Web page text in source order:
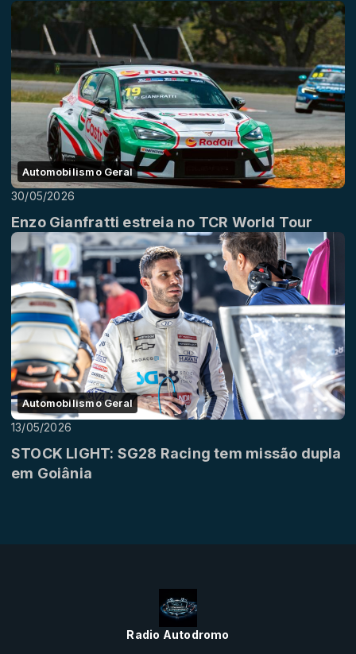
Automobilismo Geral
30/05/2026
Enzo Gianfratti estreia no TCR World Tour
Automobilismo Geral
13/05/2026
STOCK LIGHT: SG28 Racing tem missão dupla
em Goiânia
Radio Autodromo